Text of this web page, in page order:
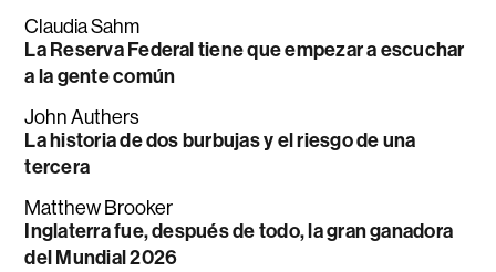
Claudia Sahm
La Reserva Federal tiene que empezar a escuchar
a la gente común
John Authers
La historia de dos burbujas y el riesgo de una
tercera
Matthew Brooker
Inglaterra fue, después de todo, la gran ganadora
del Mundial 2026